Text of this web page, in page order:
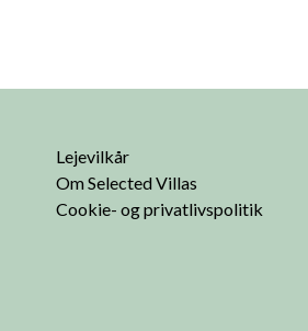
Lejevilkår
Om Selected Villas
Cookie- og privatlivspolitik